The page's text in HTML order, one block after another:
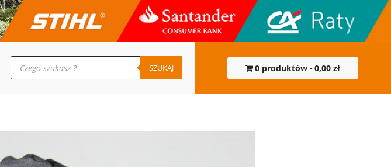
Wyszukiwarka
produktów SZUKAJ 0 produktów 0,00 zł